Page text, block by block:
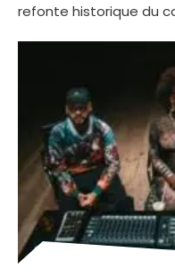
refonte historique du